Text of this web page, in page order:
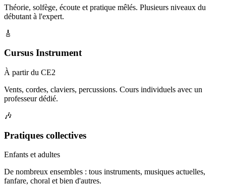
Théorie, solfège, écoute et pratique mêlés. Plusieurs niveaux du
débutant à l'expert.
🎸
Cursus Instrument
À partir du CE2
Vents, cordes, claviers, percussions. Cours individuels avec un
professeur dédié.
🎶
Pratiques collectives
Enfants et adultes
De nombreux ensembles : tous instruments, musiques actuelles,
fanfare, choral et bien d'autres.